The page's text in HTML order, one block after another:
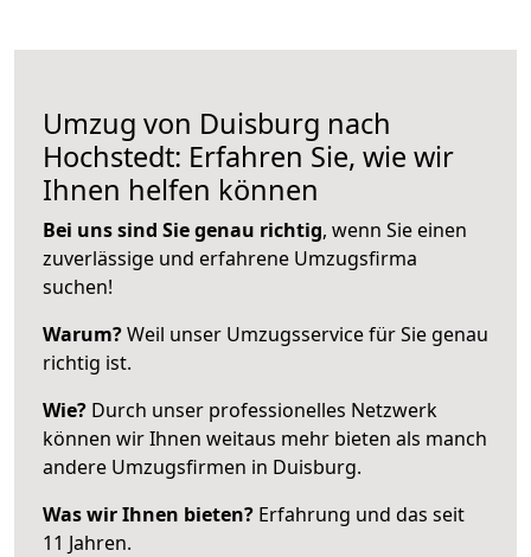
Umzug von Duisburg nach
Hochstedt: Erfahren Sie, wie wir
Ihnen helfen können
Bei uns sind Sie genau richtig, wenn Sie einen
zuverlässige und erfahrene Umzugsfirma
suchen!
Warum?Weil unser Umzugsservice für Sie genau
richtig ist.
Wie? Durch unser professionelles Netzwerk
können wir Ihnen weitaus mehr bieten als manch
andere Umzugsfirmen in Duisburg.
Was wir Ihnen bieten? Erfahrung und das seit
11 Jahren.